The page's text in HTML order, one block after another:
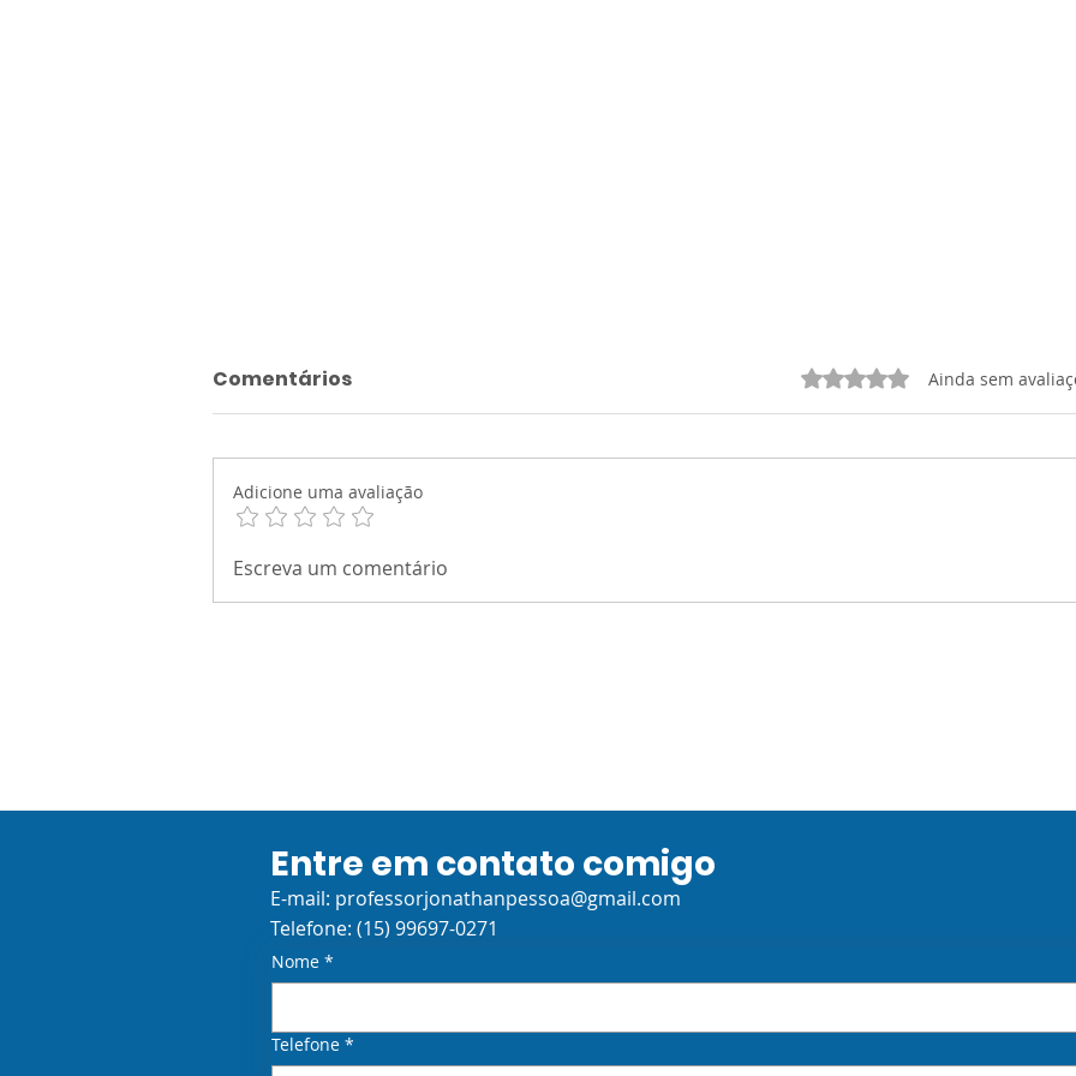
AMONG US: Atividade de
Acolhimento
Secreta
Comentários Avaliado com 0 de 5 estrelas.
Ainda sem
Adicione uma avaliação
Escreva um comentário
Entre em contato comigo
E-mail: professorjonathanpessoa@gmail.com
Telefone: (15) 99697-0271
Nome *
Telefone *